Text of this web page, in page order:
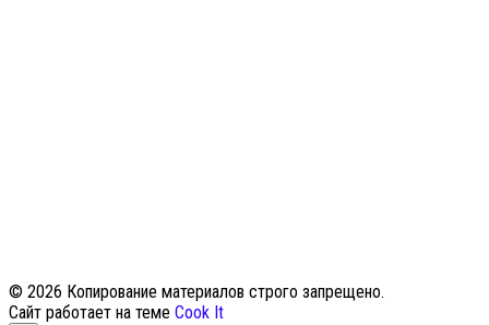
© 2026 Копирование материалов строго запрещено.
Сайт работает на теме Cook It